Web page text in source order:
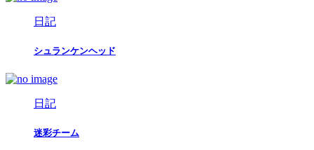
日記
シュランケンヘッド
日記
迷彩チーム